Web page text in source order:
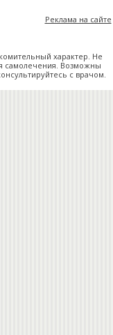
Реклама на сайте
характер. Не
самолечения. Возможны
с врачом.